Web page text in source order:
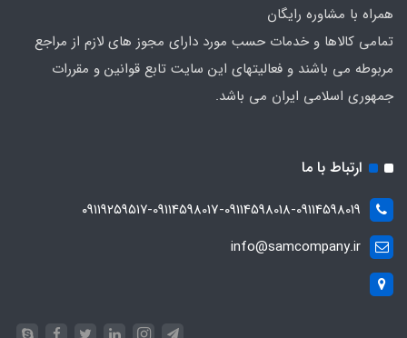
همراه با مشاوره رایگان
تمامی کالاها و خدمات حسب مورد دارای مجوز های لازم از مراجع
مربوطه می باشند و فعالیتهای این سایت تابع قوانین و مقررات
جمهوری اسلامی ایران می باشد.
ارتباط با ما
۰۹۱۱۹۲۵۹۵۱۷-09114598017-09114598018-09114598019
info@samcompany.ir